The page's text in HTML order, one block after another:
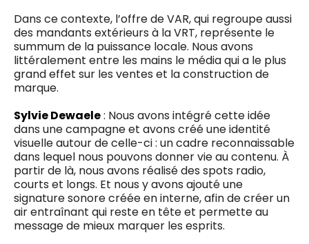
Dans ce contexte, l’offre de VAR, qui regroupe aussi
des mandants extérieurs à la VRT, représente le
summum de la puissance locale. Nous avons
littéralement entre les mains le média qui a le plus
grand effet sur les ventes et la construction de
marque.
Sylvie Dewaele: Nous avons intégré cette idée
dans une campagne et avons créé une identité
visuelle autour de celle-ci : un cadre reconnaissable
dans lequel nous pouvons donner vie au contenu. À
partir de là, nous avons réalisé des spots radio,
courts et longs. Et nous y avons ajouté une
signature sonore créée en interne, afin de créer un
air entraînant qui reste en tête et permette au
message de mieux marquer les esprits.